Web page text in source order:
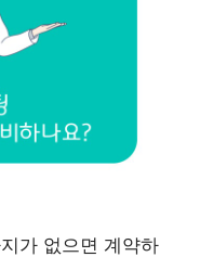
가 없으면 계약하